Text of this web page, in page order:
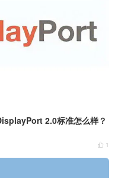
2.0标准怎么样？
 1